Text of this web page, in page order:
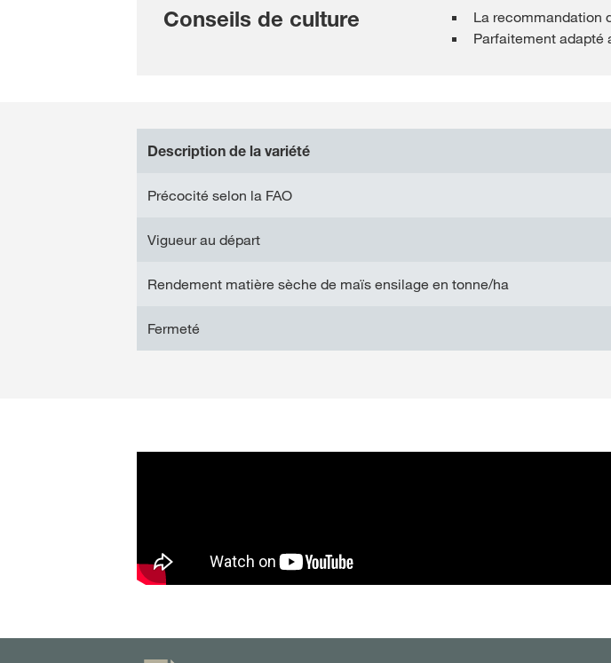
Conseils de culture
La recommandation
Parfaitement adapté
Description de la variété
Précocité selon la FAO
Vigueur au départ
Rendement matière sèche de maïs ensilage en tonne/ha
Fermeté